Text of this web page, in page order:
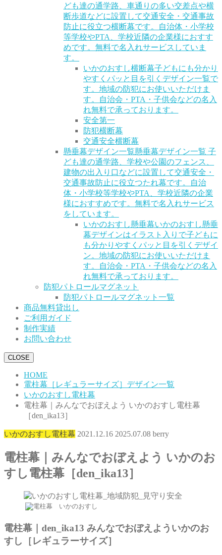
ども達の通学路、車通りの多い交差点や横
断歩道などに設置して交通安全・交通事故
防止に役立つ横断幕です。自治体・小学校
等学校やPTA、学校近隣の企業様におすす
めです。無料で名入れサービスしていま
す。
いかのおすし横断幕子どもにも分かり
やすくパッと目を引くデザイン一覧で
す。地域の防犯にお使いいただけま
す。自治会・PTA・子供会などの名入
れ無料で承っております。
安全第一
防犯横断幕
交通安全横断幕
懸垂幕デザイン一覧懸垂幕デザイン一覧 子
ども達の通学路、学校や公園のフェンス、
建物の出入り口などに設置して交通安全・
交通事故防止に役立つたれ幕です。自治
体・小学校等学校やPTA、学校近隣の企業
様におすすめです。無料で名入れサービス
をしています。
いかのおすし懸垂幕いかのおすし懸垂
幕デザインはイラスト入りで子どもに
も分かりやすくパッと目を引くデザイ
ン。地域の防犯にお使いいただけま
す。自治会・PTA・子供会などの名入
れ無料で承っております。
防犯パトロールマグネット
防犯パトロールマグネット一覧
商品無料貸出し
ご利用ガイド
制作実績
お問い合わせ
CLOSE
HOME
電柱幕［レギュラーサイズ］デザイン一覧
いかのおすし電柱幕
電柱幕｜みんなでおぼえよう いかのおすし電柱幕
［den_ika13］
いかのおすし電柱幕 2021.12.16 2025.07.08 berry
電柱幕｜みんなでおぼえよう いかのお
すし電柱幕［den_ika13］
電柱幕｜den_ika13 みんなでおぼえよういかのお
すし［レギュラーサイズ］